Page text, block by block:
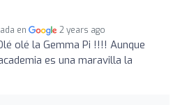
en 2 years ago
olé la Gemma Pi !!!! Aunque
es una maravilla la